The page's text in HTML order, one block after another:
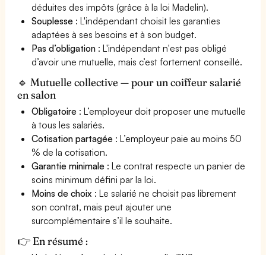
déduites des impôts (grâce à la loi Madelin).
Souplesse : L'indépendant choisit les garanties
adaptées à ses besoins et à son budget.
Pas d’obligation : L'indépendant n'est pas obligé
d’avoir une mutuelle, mais c’est fortement conseillé.
🔹 Mutuelle collective — pour un coiffeur salarié
en salon
Obligatoire : L’employeur doit proposer une mutuelle
à tous les salariés.
Cotisation partagée : L’employeur paie au moins 50
% de la cotisation.
Garantie minimale : Le contrat respecte un panier de
soins minimum défini par la loi.
Moins de choix : Le salarié ne choisit pas librement
son contrat, mais peut ajouter une
surcomplémentaire s’il le souhaite.
👉 En résumé :